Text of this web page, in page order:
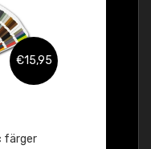
€15,95
färger